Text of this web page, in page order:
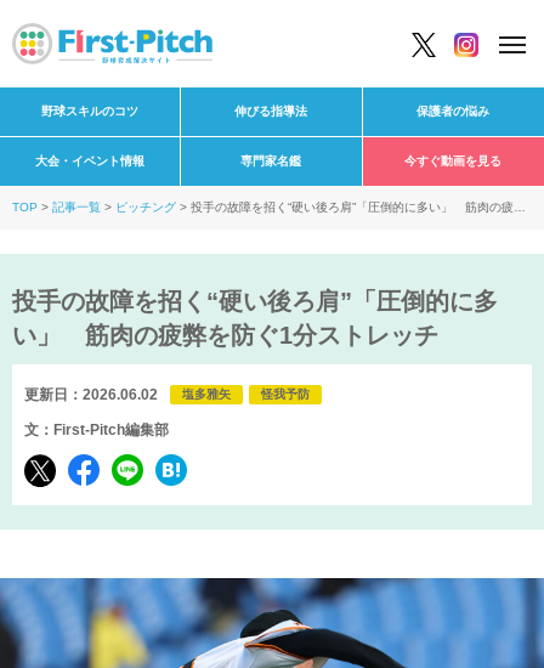
野球スキルのコツ 伸びる指導法 保護者の悩み
大会・イベント情報 専門家名鑑 今すぐ動画を見る
TOP 記事一覧 ピッチング
投手の故障を招く“硬い後ろ肩”「圧倒的に多い」 筋肉の疲弊
投手の故障を招く“硬い後ろ肩”「圧倒的に多
い」 筋肉の疲弊を防ぐ1分ストレッチ
更新日：2026.06.02 塩多雅矢 怪我予防
文：First-Pitch編集部